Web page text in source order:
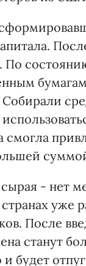
По
смогла
- нет
уже
После
станут
будет